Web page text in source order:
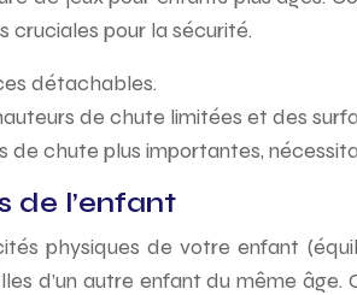
cruciales pour la sécurité.
détachables.
de chute limitées et des
chute plus importantes,
de l’enfant
physiques de votre enfant
d’un autre enfant du même